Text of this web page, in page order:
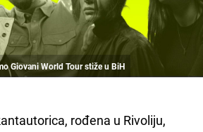
Giovani World Tour stiže u BiH
rođena u Rivoliju,